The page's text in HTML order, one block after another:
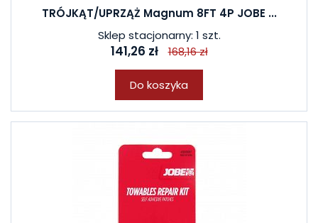
TRÓJKĄT/UPRZĄŻ Magnum 8FT 4P JOBE ...
Sklep stacjonarny: 1 szt.
141,26 zł 168,16 zł
Do koszyka